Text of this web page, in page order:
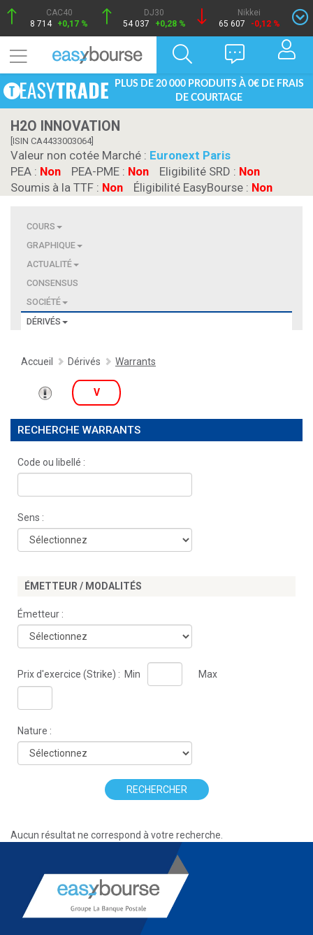
CAC40
8 714 +0,17 %
DJ30
54 037
+0,28 %
Nikkei
65 607
-0,12 %
PLUS DE 20 000 PRODUITS À 0€ DE FRAIS
DE COURTAGE
H2O INNOVATION
[ISIN CA4433003064]
Valeur non cotée Marché : Euronext Paris
PEA : Non PEA-PME : Non Eligibilité SRD : Non
Soumis à la TTF : Non Éligibilité EasyBourse : Non
COURS
GRAPHIQUE
ACTUALITÉ
CONSENSUS
SOCIÉTÉ
DÉRIVÉS
Accueil Dérivés Warrants
V
RECHERCHE WARRANTS
Code ou libellé :
Sens :
ÉMETTEUR / MODALITÉS
Émetteur :
Prix d'exercice (Strike) : Min Max
Nature :
RECHERCHER
Aucun résultat ne correspond à votre recherche.